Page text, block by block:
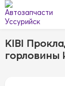
KIBI
горловины